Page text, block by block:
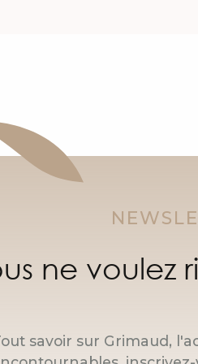
ne voulez
savoir sur Grimaud,